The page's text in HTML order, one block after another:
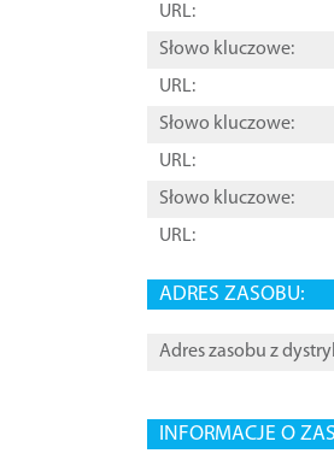
URL:
Słowo kluczowe:
URL:
Słowo kluczowe:
URL:
Słowo kluczowe:
URL:
ADRES ZASOBU:
Adres zasobu z
INFORMACJE O